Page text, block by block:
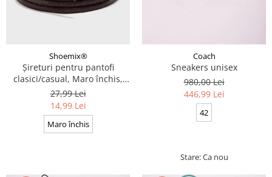
Shoemix®
Șireturi pentru pantofi
clasici/casual, Maro închis,
Cerate, Calitate premium, 110
cm x 0.3 cm
27,99 Lei
14,99 Lei
Maro închis
Coach
Sneakers unisex
980,00 Lei
446,99 Lei
42
Stare: Ca nou